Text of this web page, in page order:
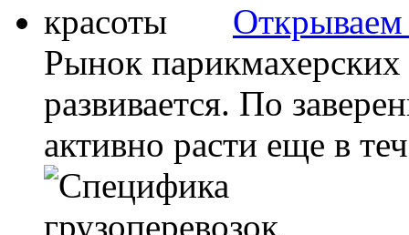
Открываем
Рынок
развивается. По
активно расти еще в